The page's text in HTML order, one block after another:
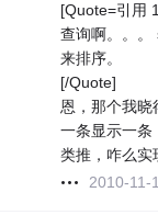
[Quote=引用
查询啊。。。
来排序。
[/Quote]
恩，那个我晓
一条显示一条
类推，咋么实
2010-11-